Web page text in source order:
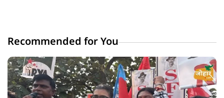
Recommended for You